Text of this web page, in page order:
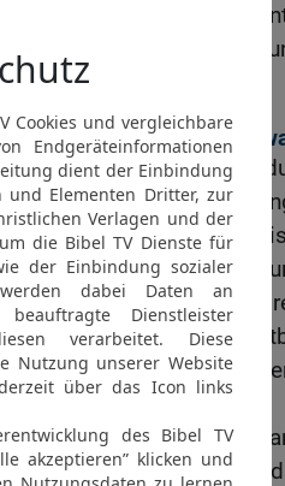
Wer einem Vieh
Wer den Göttern opfert
dem Bann verfallen.
Rechtsschutz für die
20 Einen Fremdling sollst
denn ihr seid auch
21 Ihr sollt Witwen und
22 Wirst du sie bedrücken
werde ich ihr Schreien
23 Dann wird mein Zorn
Schwert töte und eure
24 Wenn du Geld verleihst
Armen neben dir, so sollst